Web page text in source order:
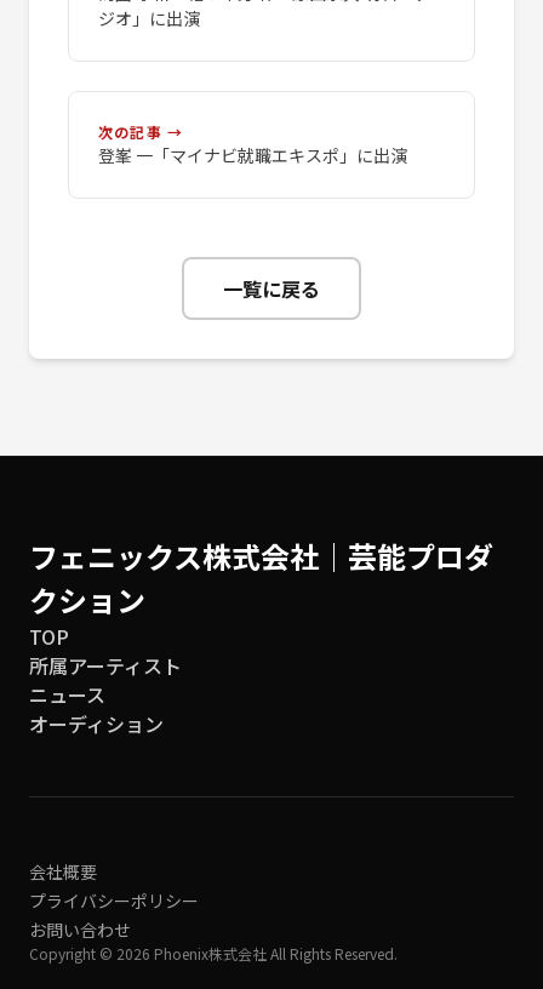
ジオ」に出演
次の記事 →
登峯 一「マイナビ就職エキスポ」に出演
一覧に戻る
フェニックス株式会社│芸能プロダ
クション
TOP
所属アーティスト
ニュース
オーディション
会社概要
プライバシーポリシー
お問い合わせ
Copyright © 2026 Phoenix株式会社 All Rights Reserved.